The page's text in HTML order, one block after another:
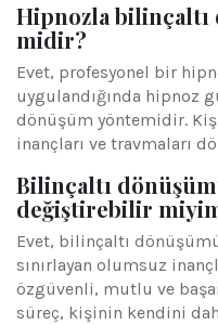
Hipnozla
midir?
Evet, profesyonel bir
uygulandığında hipnoz
dönüşüm yöntemidir.
inançları ve travmaları
Bilinçaltı
değiştirebilir
Evet, bilinçaltı
sınırlayan olumsuz
özgüvenli, mutlu ve
süreç, kişinin kendini